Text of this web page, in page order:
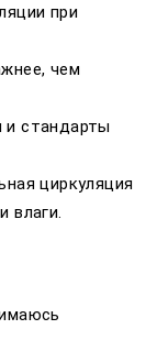
при
чем
стандарты
циркуляция
влаги.